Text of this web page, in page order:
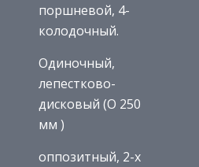
поршневой, 4-
колодочный.
Одиночный,
лепестково-
дисковый (O 250
мм )
оппозитный, 2-х